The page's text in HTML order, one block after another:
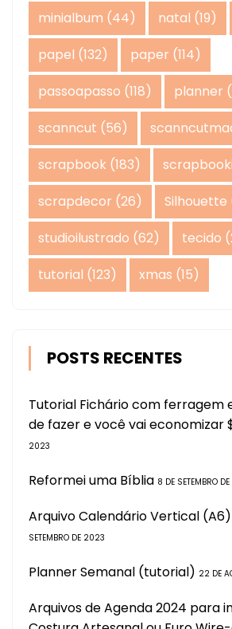
minialbum (44) natal (19)
papel (132) paper (114)
passoapasso (118) planner
scanncut (56)
scrapbook (183)
scrapdecor (26) Silhouette
studioilustrado (62) tecido
tutorial (123) xmas (15)
POSTS RECENTES
Tutorial Fichário com ferragem
de fazer e você vai economizar
2023
Reformei uma Bíblia 8 DE SETEMBRO
Arquivo Calendário Vertical
SETEMBRO DE 2023
Planner Semanal (tutorial) 22 DE
Arquivos de Agenda 2024 para